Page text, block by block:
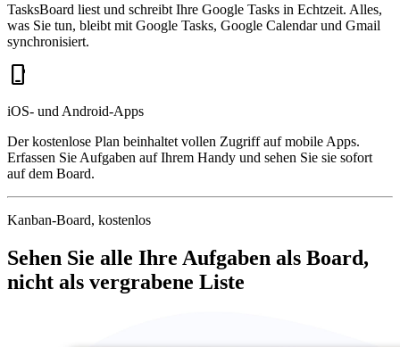
TasksBoard liest und schreibt Ihre Google Tasks in Echtzeit. Alles,
was Sie tun, bleibt mit Google Tasks, Google Calendar und Gmail
synchronisiert.
phone_iphone
iOS- und Android-Apps
Der kostenlose Plan beinhaltet vollen Zugriff auf mobile Apps.
Erfassen Sie Aufgaben auf Ihrem Handy und sehen Sie sie sofort
auf dem Board.
Kanban-Board, kostenlos
Sehen Sie alle Ihre Aufgaben als Board,
nicht als vergrabene Liste